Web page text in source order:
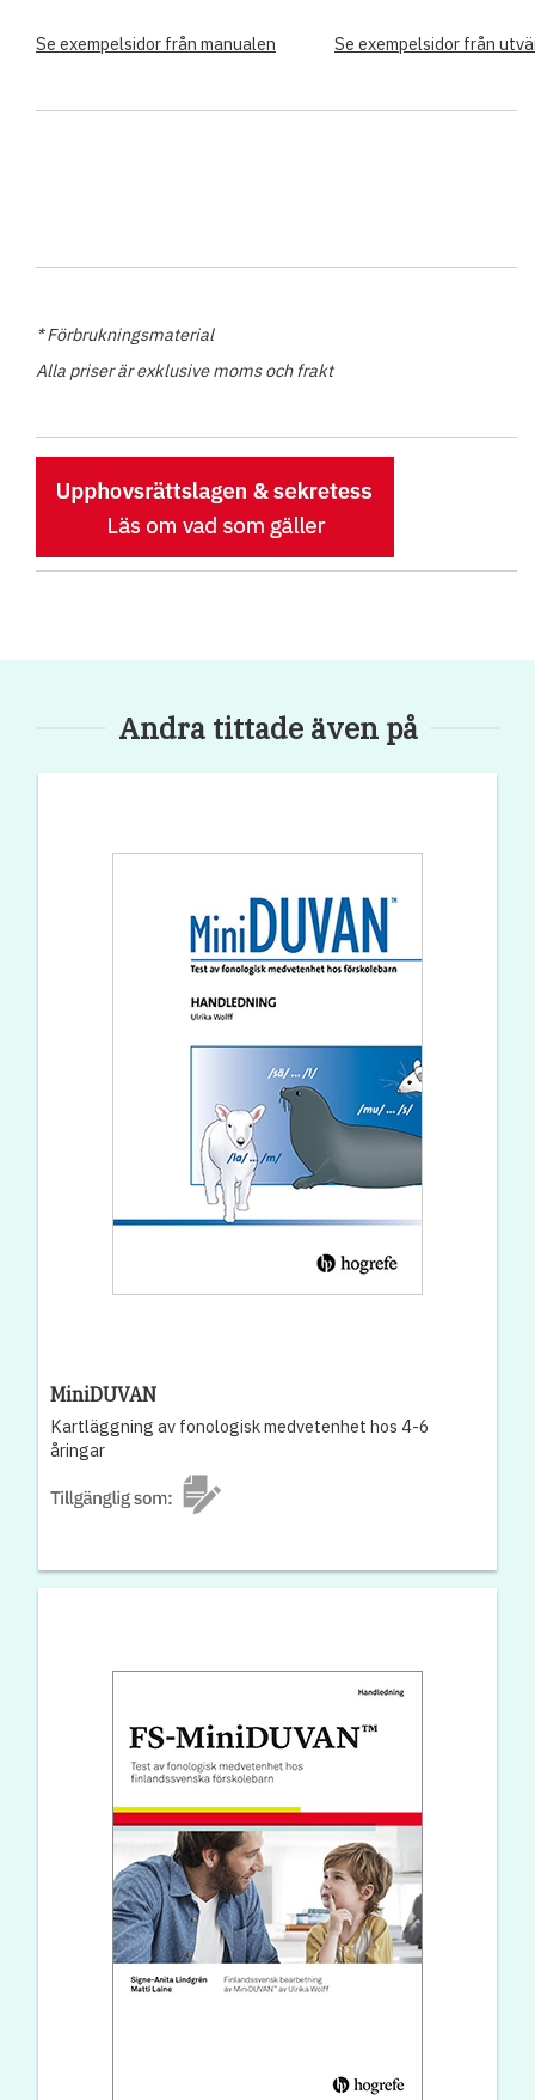
Se exempelsidor från manualen Se exempelsidor från
* Förbrukningsmaterial
Alla priser är exklusive moms och frakt
Andra tittade även på
MiniDUVAN
Kartläggning av fonologisk medvetenhet hos 4-6
åringar